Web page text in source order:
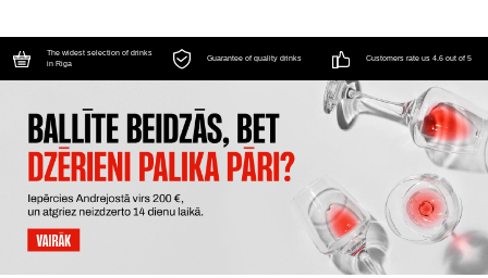
The widest selection of drinks
in Riga
Guarantee of quality drinks Customers rate us 4.6 out of 5